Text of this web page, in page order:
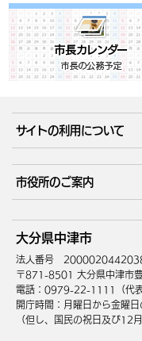
サイトの利用について
サイトマップ
市役所のご案内
庁舎地図
中津市へのアクセス
大分県中津市
法人番号
〒871-8501 大分県中津市
電話：0979-22-1111（代表
開庁時間：月曜日から金曜
（但し、国民の祝日及び12